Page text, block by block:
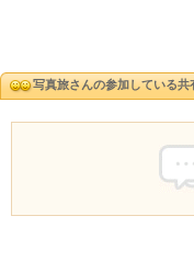
写真旅さんの参加している共